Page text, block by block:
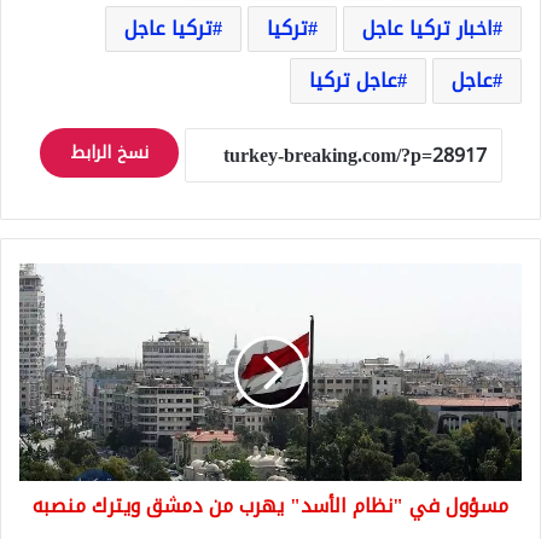
اخبار تركيا عاجل
تركيا
تركيا عاجل
عاجل
عاجل تركيا
نسخ الرابط
يهرب
من
دمشق
ويترك
منصبه
مسؤول في "نظام الأسد" يهرب من دمشق ويترك منصبه